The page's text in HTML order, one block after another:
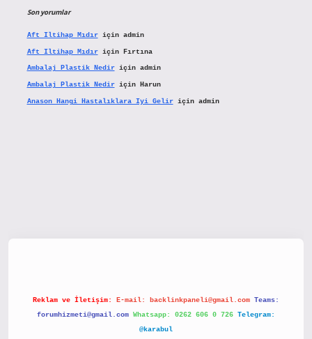
Son yorumlar
Aft Iltihap Mıdıriçin admin
Aft Iltihap Mıdıriçin Fırtına
Ambalaj Plastik Nediriçin admin
Ambalaj Plastik Nediriçin Harun
Anason Hangi Hastalıklara Iyi Geliriçin admin
Reklam ve İletişim: E-mail: backlinkpaneli@gmail.com Teams:
forumhizmeti@gmail.com Whatsapp: 0262 606 0 726 Telegram:
@karabul